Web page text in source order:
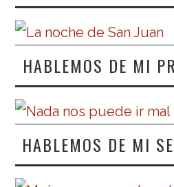
HABLEMOS DE MI
HABLEMOS DE MI